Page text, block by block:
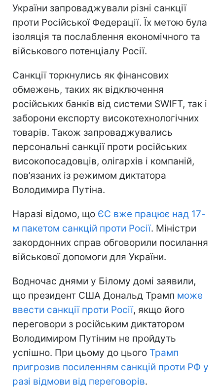
України запроваджували різні санкції
проти Російської Федерації. Їх метою була
ізоляція та послаблення економічного та
військового потенціалу Росії.
Санкції торкнулись як фінансових
обмежень, таких як відключення
російських банків від системи SWIFT, так і
заборони експорту високотехнологічних
товарів. Також запроваджувались
персональні санкції проти російських
високопосадовців, олігархів і компаній,
пов’язаних із режимом диктатора
Володимира Путіна.
Наразі відомо, що ЄС вже працює над 17-
м пакетом санкцій проти Росії. Міністри
закордонних справ обговорили посилання
військової допомоги для України.
Водночас днями у Білому домі заявили,
що президент США Дональд Трамп може
ввести санкції проти Росії, якщо його
переговори з російським диктатором
Володимиром Путіним не пройдуть
успішно. При цьому до цього Трамп
пригрозив посиленням санкцій проти РФ у
разі відмови від переговорів.